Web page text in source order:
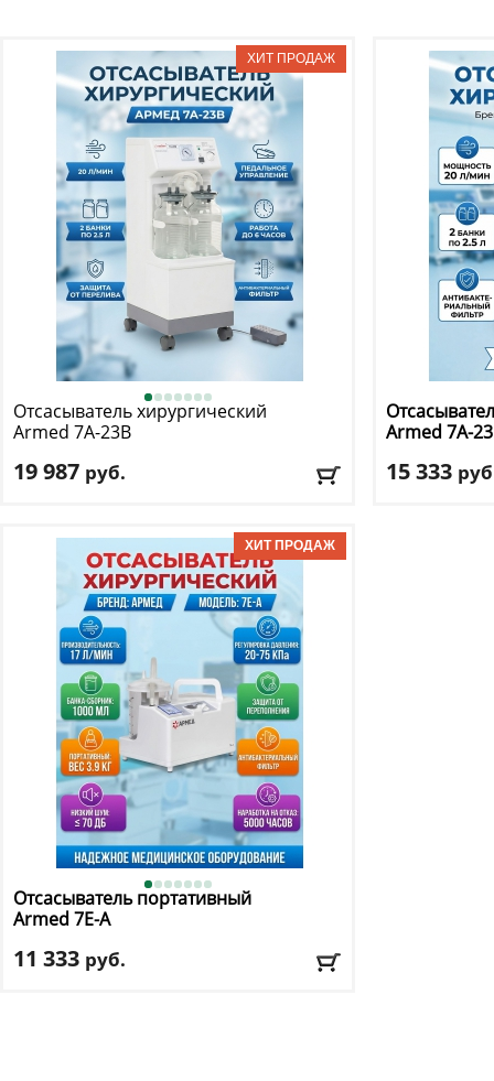
Отсасыватель хирургический
Armed 7A-23B
19 987 руб.
Вместимость резервуара:2500х2 мл
Вес нетто:17.6 кг
Доставка:БЕСПЛАТНО, 2-3 дня
Armed 7А-
15 333
Отсасыватель портативный
Armed 7Е-А
11 333 руб.